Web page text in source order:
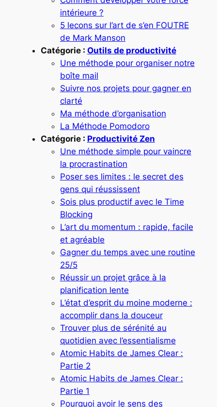
intérieure ?
5 lecons sur l’art de s’en FOUTRE
de Mark Manson
Catégorie : Outils de productivité
Une méthode pour organiser notre
boîte mail
Suivre nos projets pour gagner en
clarté
Ma méthode d’organisation
La Méthode Pomodoro
Catégorie : Productivité Zen
Une méthode simple pour vaincre
la procrastination
Poser ses limites : le secret des
gens qui réussissent
Sois plus productif avec le Time
Blocking
L’art du momentum : rapide, facile
et agréable
Gagner du temps avec une routine
25/5
Réussir un projet grâce à la
planification lente
L’état d’esprit du moine moderne :
accomplir dans la douceur
Trouver plus de sérénité au
quotidien avec l’essentialisme
Atomic Habits de James Clear :
Partie 2
Atomic Habits de James Clear :
Partie 1
Pourquoi avoir le sens des